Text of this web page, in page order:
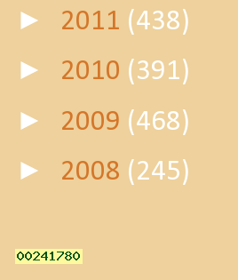
► 2011 (438)
► 2010 (391)
► 2009 (468)
► 2008 (245)